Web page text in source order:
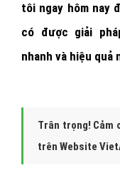
tôi ngay hôm nay
có được giải
nhanh và hiệu quả
Trân trọng! Cảm
trên Website